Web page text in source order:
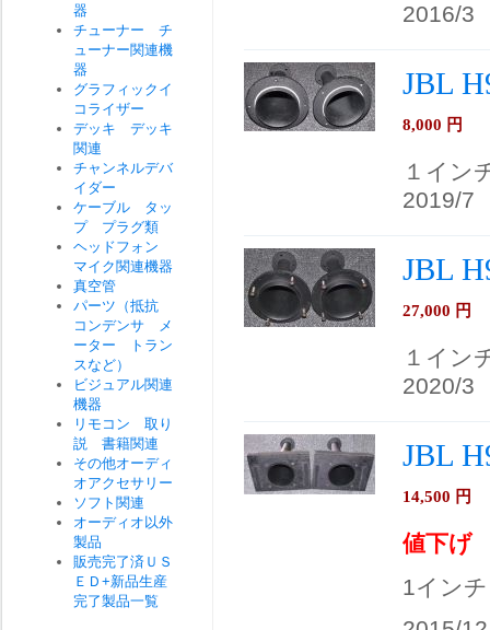
2016/3
JBL
8,000 円
１イン
2019/7
JBL
27,000 円
１イン
2020/3
JBL
14,500 円
値下げ
1イン
器
チューナー チ
ューナー関連機
器
グラフィックイ
コライザー
デッキ デッキ
関連
チャンネルデバ
イダー
ケーブル タッ
プ プラグ類
ヘッドフォン
マイク関連機器
真空管
パーツ（抵抗
コンデンサ メ
ーター トラン
スなど）
ビジュアル関連
機器
リモコン 取り
説 書籍関連
その他オーディ
オアクセサリー
ソフト関連
オーディオ以外
製品
販売完了済ＵＳ
ＥＤ+新品生産
完了製品一覧